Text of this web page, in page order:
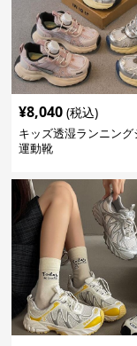
¥8,040 (税込)
キッズ透湿ランニン
運動靴